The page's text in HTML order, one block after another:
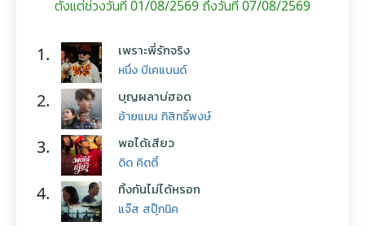
ตั้งแต่ช่วงวันที่ 01/08/2569 ถึงวันที่ 07/08/2569
1. เพราะพี่รักจริง
หนึ่ง บีเคแบนด์
2. บุญผลาบ่ฮอด
อ้ายแมน ภิสิทธิ์พงษ์
3. พอได้เสียว
ดิด คิตตี้
4. ทิ้งกันไม่ได้หรอก
แจ๊ส สปุ๊กนิค